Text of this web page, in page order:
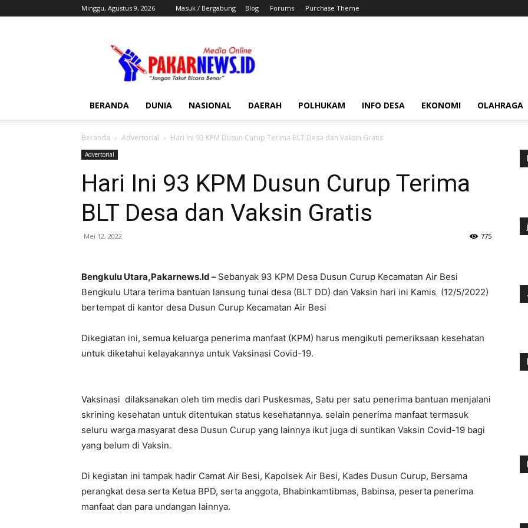
Minggu, Agustus 9, 2026 Masuk / Bergabung Blog Forums Purchase Theme
BERANDA DUNIA NASIONAL DAERAH POLHUKAM INFO DESA EKONOMI OLAHRAGA
Beranda Advertorial Hari Ini 93 KPM Dusun Curup Terima BLT Desa dan Vaksin Gratis
Advertorial
Hari Ini 93 KPM Dusun Curup Terima
BLT Desa dan Vaksin Gratis
Mei 12, 2022 775
Bengkulu Utara,Pakarnews.Id – Sebanyak 93 KPM Desa Dusun Curup Kecamatan Air Besi
Bengkulu Utara terima bantuan lansung tunai desa (BLT DD) dan Vaksin hari ini Kamis (12/5/2022)
bertempat di kantor desa Dusun Curup Kecamatan Air Besi
Dikegiatan ini, semua keluarga penerima manfaat (KPM) harus mengikuti pemeriksaan kesehatan
untuk diketahui kelayakannya untuk Vaksinasi Covid-19.
Vaksinasi dilaksanakan oleh tim medis dari Puskesmas, Satu per satu penerima bantuan menjalani
skrining kesehatan untuk ditentukan status kesehatannya. selain penerima manfaat termasuk
seluru warga masyarat desa Dusun Curup yang lainnya ikut juga di suntikan Vaksin Covid-19 bagi
yang belum di Vaksin.
Di kegiatan ini tampak hadir Camat Air Besi, Kapolsek Air Besi, Kades Dusun Curup, Bersama
perangkat desa serta Ketua BPD, serta anggota, Bhabinkamtibmas, Babinsa, peserta penerima
manfaat dan para undangan lainnya.